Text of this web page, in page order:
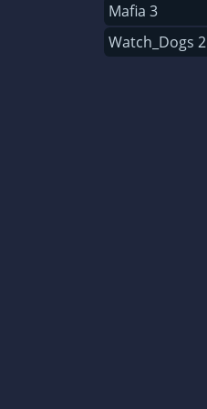
Mafia 3
Watch_Dogs 2